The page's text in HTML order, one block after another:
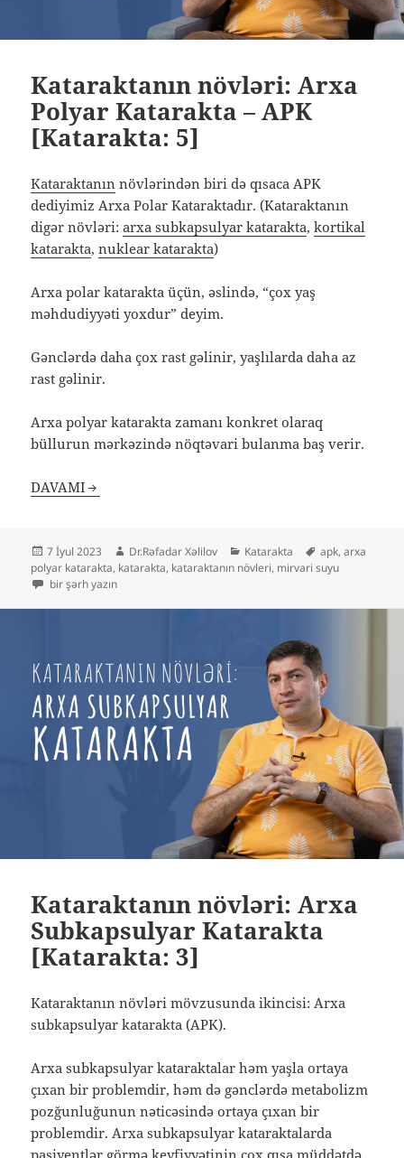
Kataraktanın növləri: Arxa
Polyar Katarakta – APK
[Katarakta: 5]
Kataraktanın növlərindən biri də qısaca APK
dediyimiz Arxa Polar Kataraktadır. (Kataraktanın
digər növləri:arxa subkapsulyar katarakta,kortikal
katarakta,nuklear katarakta)
Arxa polar katarakta üçün, əslində, “çox yaş
məhdudiyyəti yoxdur” deyim.
Gənclərdə daha çox rast gəlinir, yaşlılarda daha az
rast gəlinir.
Arxa polyar katarakta zamanı konkret olaraq
büllurun mərkəzində nöqtəvari bulanma baş verir.
DAVAMI
Yayım
tarixi
7 İyul 2023 Müəllif
Dr.Rəfadar Xəlilov Kateqoriyalar
Katarakta Etiketlər
apk,arxa
polyar katarakta, katarakta, kataraktanın növleri, mirvari suyu
Kataraktanın növləri: Arxa Polyar Katarakta – APK [Katarakta: 5] üçün
bir şərh yazın
Kataraktanın növləri: Arxa
Subkapsulyar Katarakta
[Katarakta: 3]
Kataraktanın növləri mövzusunda ikincisi: Arxa
subkapsulyar katarakta (APK).
Arxa subkapsulyar kataraktalar həm yaşla ortaya
çıxan bir problemdir, həm də gənclərdə metabolizm
pozğunluğunun nəticəsində ortaya çıxan bir
problemdir. Arxa subkapsulyar kataraktalarda